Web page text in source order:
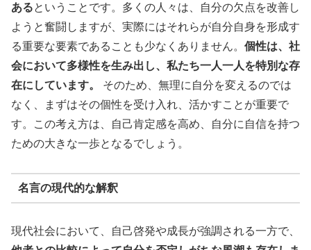
あるということです。多くの人々は、自分の欠点を改善し
ようと奮闘しますが、実際にはそれらが自分自身を形成す
る重要な要素であることも少なくありません。 個性は、社
会において多様性を生み出し、私たち一人一人を特別な存
在にしています。
そのため、無理に自分を変えるのでは
なく、まずはその個性を受け入れ、活かすことが重要で
す。この考え方は、自己肯定感を高め、自分に自信を持つ
ための大きな一歩となるでしょう。
名言の現代的な解釈
現代社会において、自己啓発や成長が強調される一方で、